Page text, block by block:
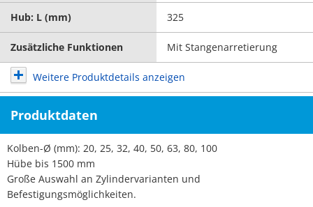
Hub: L (mm) 325
Zusätzliche Funktionen Mit Stangenarretierung
Weitere Produktdetails anzeigen
Produktdaten
Kolben-Ø (mm): 20, 25, 32, 40, 50, 63, 80, 100
Hübe bis 1500 mm
Große Auswahl an Zylindervarianten und
Befestigungsmöglichkeiten.